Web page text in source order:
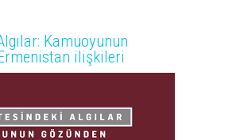
Kamuoyunun
ilişkileri